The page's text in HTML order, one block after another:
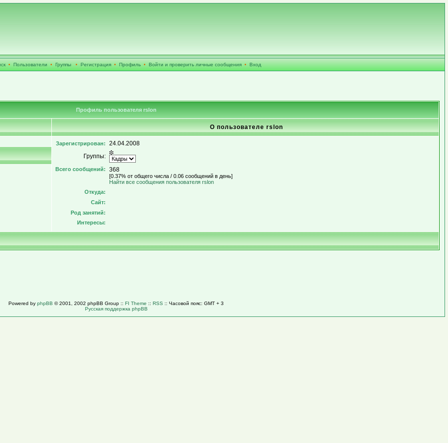
• Пользователи • Группы • Регистрация • Профиль • Войти и проверить личные сообщения • Вход
Профиль пользователя rslon
О пользователе rslon
Зарегистрирован:
24.04.2008
Группы:
Всего сообщений: 368
[0.37% от общего числа / 0.06 сообщений в день]
Найти все сообщения пользователя rslon
Откуда:
Сайт:
Род занятий:
Интересы:
Powered by phpBB © 2001, 2002 phpBB Group :: FI Theme :: RSS :: Часовой пояс: GMT + 3
Русская поддержка phpBB